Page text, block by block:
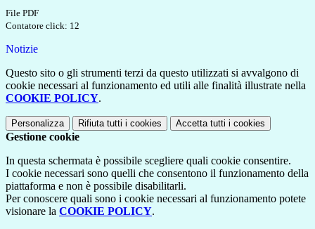
File PDF
Contatore click: 12
Notizie
Questo sito o gli strumenti terzi da questo utilizzati si avvalgono di
cookie necessari al funzionamento ed utili alle finalità illustrate nella
COOKIE POLICY.
Personalizza Rifiuta tutti i cookies Accetta tutti i cookies
Gestione cookie
In questa schermata è possibile scegliere quali cookie consentire.
I cookie necessari sono quelli che consentono il funzionamento della
piattaforma e non è possibile disabilitarli.
Per conoscere quali sono i cookie necessari al funzionamento potete
visionare la COOKIE POLICY.